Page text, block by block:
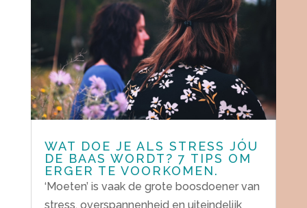
WAT DOE JE ALS STRESS JÓU
DE BAAS WORDT? 7 TIPS OM
ERGER TE VOORKOMEN.
‘Moeten’ is vaak de grote boosdoener van
stress, overspannenheid en uiteindelijk